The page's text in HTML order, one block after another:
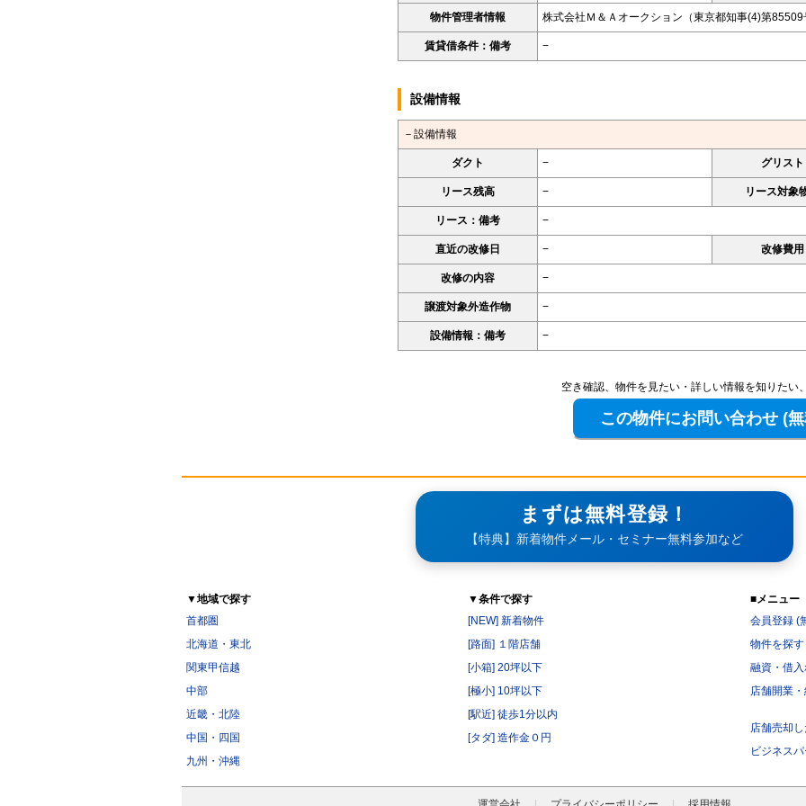
物件管理者情報 株式会社Ｍ＆Ａオークション（東京都知事(4)第85509
賃貸借条件：備考 −
設備情報
－設備情報
ダクト − グリスト
リース残高 − リース対象
リース：備考 −
直近の改修日 − 改修費用
改修の内容 −
譲渡対象外造作物 −
設備情報：備考 −
空き確認、物件を見たい・詳しい情報を知りたい
まずは無料登録！
【特典】新着物件メール・セミナー無料参加など
▼地域で探す
首都圏
北海道・東北
関東甲信越
中部
近畿・北陸
中国・四国
九州・沖縄
▼条件で探す
[NEW] 新着物件
[路面] １階店舗
[小箱] 20坪以下
[極小] 10坪以下
[駅近] 徒歩1分以内
[タダ] 造作金０円
■メニュー
会員登録 (
物件を探す
融資・借
店舗開業
店舗売却
ビジネス